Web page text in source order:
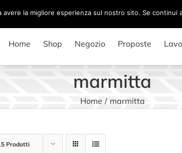
Home Shop Negozio Proposte
marmitta
Home / marmitta
Prodotti
la migliore esperienza sul nostro sito. Se